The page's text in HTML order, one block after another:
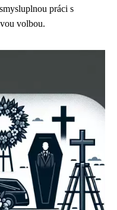
práci s
volbou.